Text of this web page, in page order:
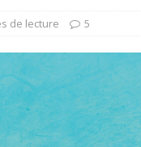
de lecture 5